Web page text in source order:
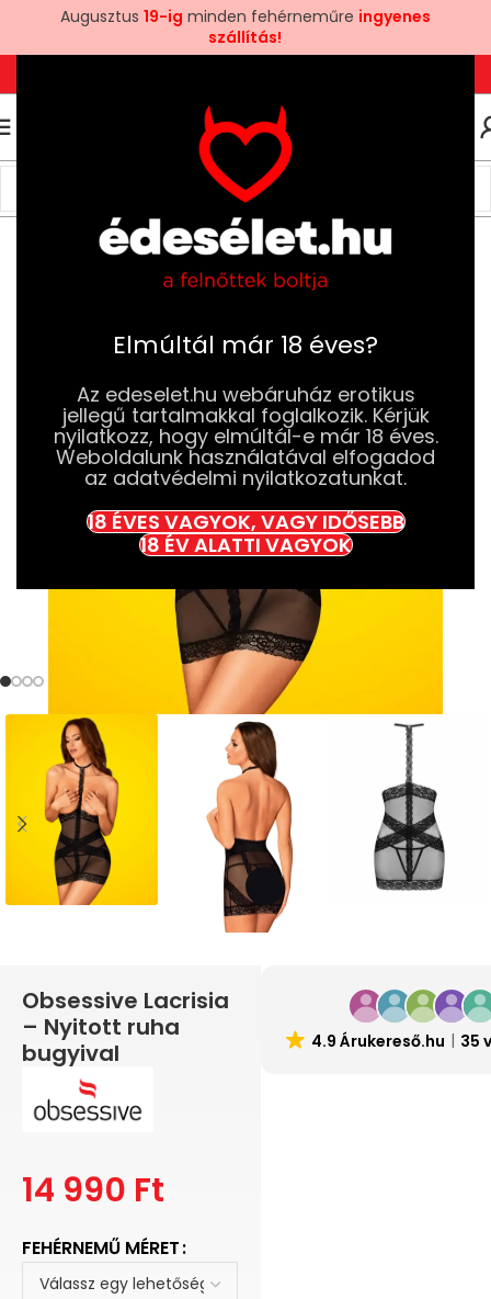
Elmúltál már 18 éves?
Az edeselet.hu webáruház erotikus
jellegű tartalmakkal foglalkozik. Kérjük
nyilatkozz, hogy elmúltál-e már 18 éves.
Weboldalunk használatával elfogadod
az adatvédelmi nyilatkozatunkat.
18 ÉVES VAGYOK, VAGY IDŐSEBB
18 ÉV ALATTI VAGYOK
Ruhák és Fehérneműk
Női Ruhák és Fehérneműk
Obsessive Lacrisia
– Nyitott ruha
bugyival
14 990 Ft
FEHÉRNEMŰ MÉRET
4.9 Árukereső.hu 35
Augusztus 19-ig minden fehérneműre ingyenes
szállítás!